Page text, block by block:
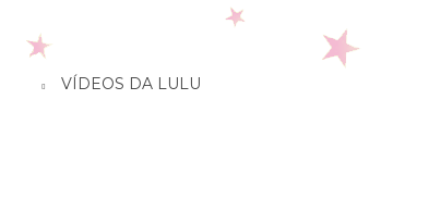
VÍDEOS DA LULU